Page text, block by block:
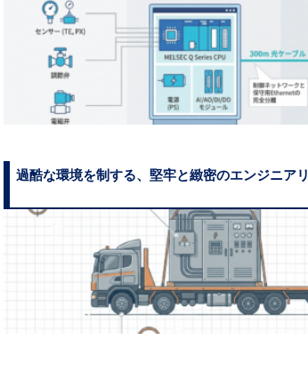
過酷な環境を制する、堅牢と緻密のエンジニア